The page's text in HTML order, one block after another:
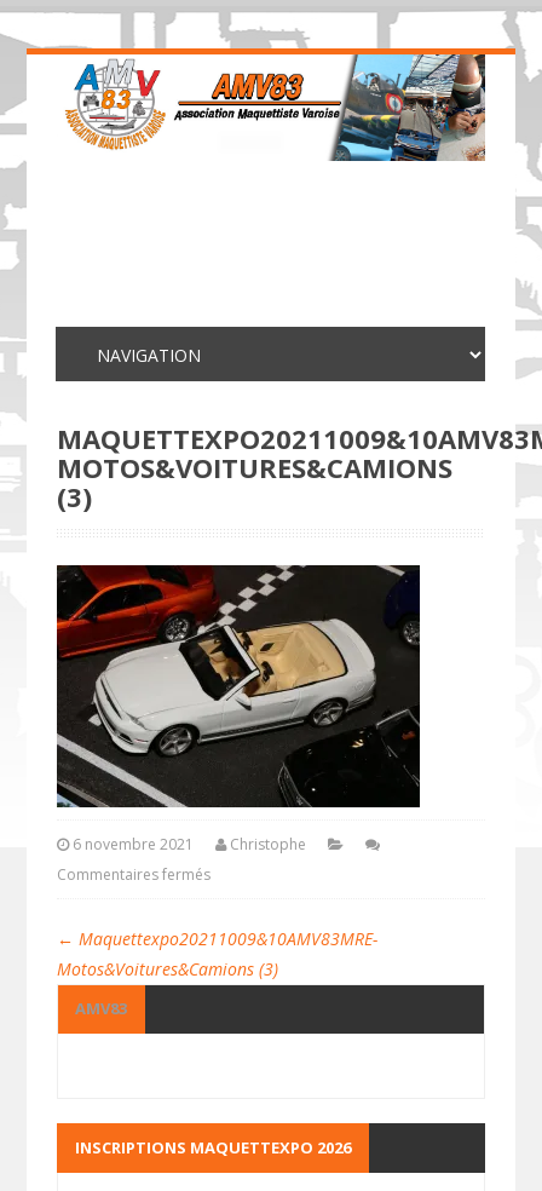
MOTOS&VOITURES&CAMIONS
(3)
6 novembre 2021
Christophe
Commentaires fermés
← Maquettexpo20211009&10AMV83MRE-
Motos&Voitures&Camions (3)
AMV83
INSCRIPTIONS MAQUETTEXPO 2026